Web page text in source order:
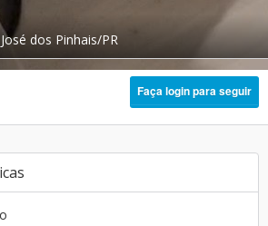
dos Pinhais/PR
Faça login para seguir